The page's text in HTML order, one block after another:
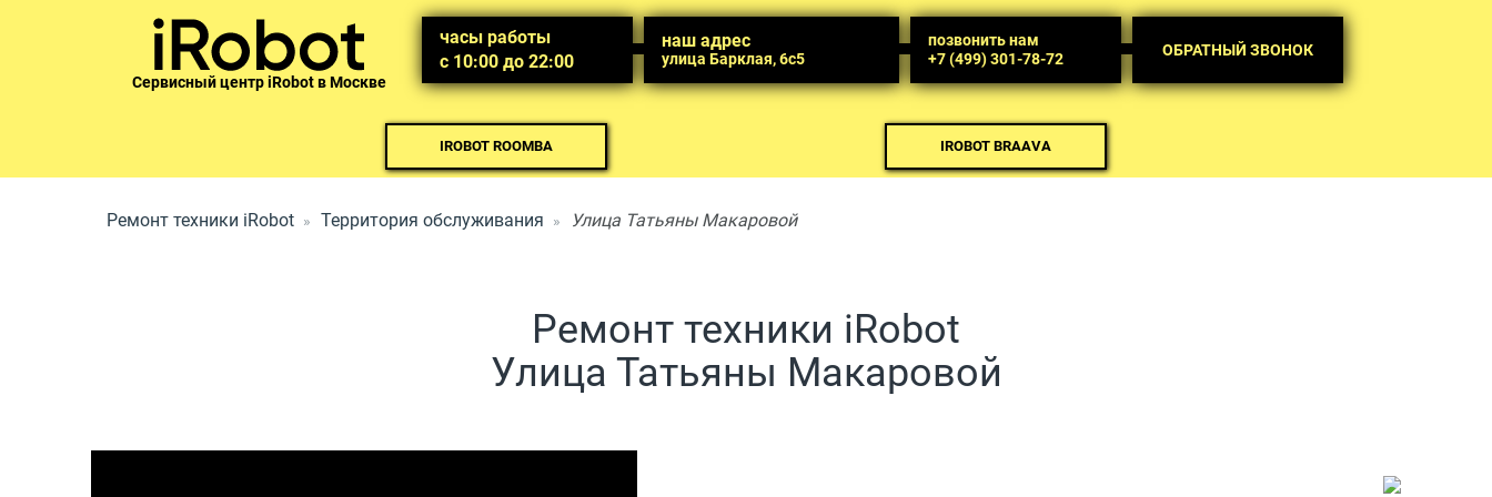
Сервисный центр iRobot в Москве
часы работы
с 10:00 до 22:00
наш адрес
улица Барклая, 6с5
позвонить нам
+7 (499) 301-78-72
ОБРАТНЫЙ ЗВОНОК
IROBOT ROOMBA IROBOT BRAAVA
Ремонт техники iRobot Территория обслуживания Улица Татьяны Макаровой
Ремонт техники iRobot
Улица Татьяны Макаровой